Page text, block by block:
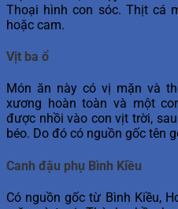
Thoại hình con sóc. Thịt cá
hoặc cam.
Vịt ba ổ
Món ăn này có vị mặn và
xương hoàn toàn và một
được nhồi vào con vịt trời,
béo. Do đó có nguồn gốc tên
Canh đậu phụ Bình Kiều
Có nguồn gốc từ Bình Kiều,